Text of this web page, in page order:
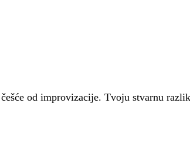
od improvizacije. Tvoju stvarnu